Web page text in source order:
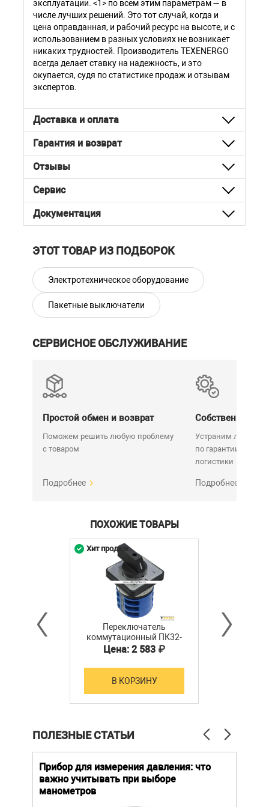
эксплуатации. <1> по всем этим параметрам — в
числе лучших решений. Это тот случай, когда и
цена оправданная, и рабочий ресурс на высоте, и с
использованием в разных условиях не возникает
никаких трудностей. Производитель TEXENERGO
всегда делает ставку на надежность, и это
окупается, судя по статистике продаж и отзывам
экспертов.
Доставка и оплата
Гарантия и возврат
Отзывы
Сервис
Документация
ЭТОТ ТОВАР ИЗ ПОДБОРОК
Электротехническое оборудование
Пакетные выключатели
СЕРВИСНОЕ ОБСЛУЖИВАНИЕ
Простой обмен и возврат
Поможем решить любую проблему
с товаром
Подробнее
Собственный
Устраним любую
по гарантии. Срок
логистики
Подробнее
ПОХОЖИЕ ТОВАРЫ
Переключатель
коммутационный ПК32-
12С3031 (М)
Цена: 2 583 ₽
В КОРЗИНУ
Хит продаж
ПОЛЕЗНЫЕ СТАТЬИ
Прибор для измерения давления: что
важно учитывать при выборе
манометров